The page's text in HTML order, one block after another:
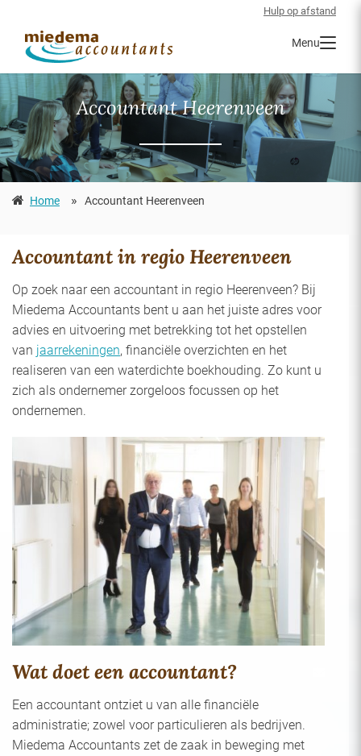
Hulp op afstand
Menu
Accountant Heerenveen
Home » Accountant Heerenveen
Accountant in regio Heerenveen
Op zoek naar een accountant in regio Heerenveen? Bij
Miedema Accountants bent u aan het juiste adres voor
advies en uitvoering met betrekking tot het opstellen
van jaarrekeningen, financiële overzichten en het
realiseren van een waterdichte boekhouding. Zo kunt u
zich als ondernemer zorgeloos focussen op het
ondernemen.
Wat doet een accountant?
Een accountant ontziet u van alle financiële
administratie; zowel voor particulieren als bedrijven.
Miedema Accountants zet de zaak in beweging met